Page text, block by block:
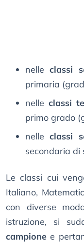
nelleclassi
primaria
nelle classi
primo grado
nelleclassi
secondaria di
Le classi cui
Italiano,
con diverse
istruzione, si
campione e